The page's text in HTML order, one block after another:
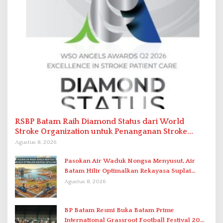
RSBP Batam Raih Diamond Status dari World
Stroke Organization untuk Penanganan Stroke
Berstandar Internasional
Agustus 8, 2026
Pasokan Air Waduk Nongsa Menyusut, Air
Batam Hilir Optimalkan Rekayasa Suplai
Antar-IPAM
Agustus 8, 2026
BP Batam Resmi Buka Batam Prime
International Grassroot Football Festival 2026